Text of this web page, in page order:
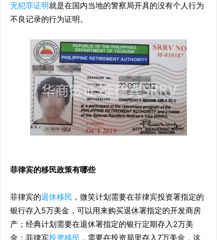
无犯罪证明就是在国内当地的警察局开具的没有个人行为
不良记录的行为证明。
菲律宾的移民政策有哪些
菲律宾的退休移民 ，微笑计划需要在菲律宾投资署指定的
银行存入5万美金，可以用来购买退休署指定的开发商房
产；经典计划需要在退休署指定的银行定期存入2万美
金；菲律宾投资移民 ，需要在投资局里存入7万美金，这